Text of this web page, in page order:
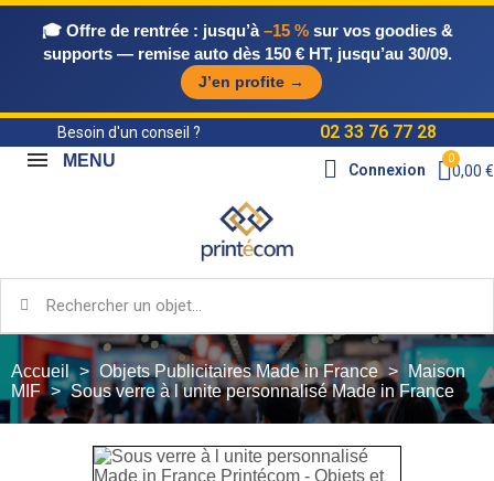
🎓 Offre de rentrée : jusqu’à–15 %sur vos goodies &
supports — remise auto dès 150 € HT, jusqu’au 30/09.
J’en profite →
Besoin d'un conseil ? 02 33 76 77 28
Connexion 0,00 €
MENU
Accueil Objets Publicitaires Made in France
Maison
MIF
Sous verre à l unite personnalisé Made in France